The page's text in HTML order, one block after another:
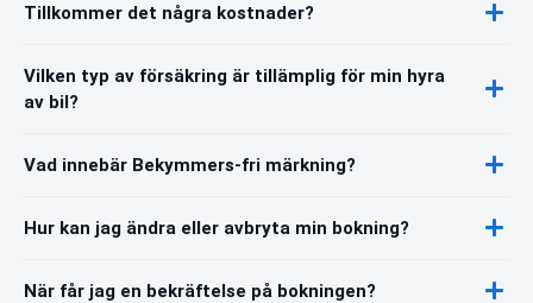
Tillkommer det några kostnader?
Vilken typ av försäkring är tillämplig för min hyra
av bil?
Vad innebär Bekymmers-fri märkning?
Hur kan jag ändra eller avbryta min bokning?
När får jag en bekräftelse på bokningen?